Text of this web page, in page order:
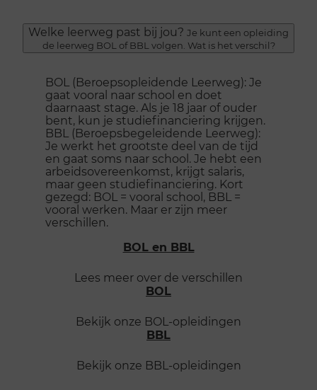
Welke leerweg past bij jou? Je kunt een opleiding
de leerweg BOL of BBL volgen. Wat is het verschil?
BOL (Beroepsopleidende Leerweg): Je
gaat vooral naar school en doet
daarnaast stage. Als je 18 jaar of ouder
bent, kun je studiefinanciering krijgen.
BBL (Beroepsbegeleidende Leerweg):
Je werkt het grootste deel van de tijd
en gaat soms naar school. Je hebt een
arbeidsovereenkomst, krijgt salaris,
maar geen studiefinanciering. Kort
gezegd: BOL = vooral school, BBL =
vooral werken. Maar er zijn meer
verschillen.
BOL en BBL
Lees meer over de verschillen
BOL
Bekijk onze BOL-opleidingen
BBL
Bekijk onze BBL-opleidingen